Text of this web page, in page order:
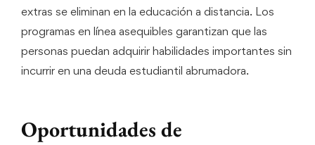
extras se eliminan en la educación a distancia. Los
programas en línea asequibles garantizan que las
personas puedan adquirir habilidades importantes sin
incurrir en una deuda estudiantil abrumadora.
Oportunidades de